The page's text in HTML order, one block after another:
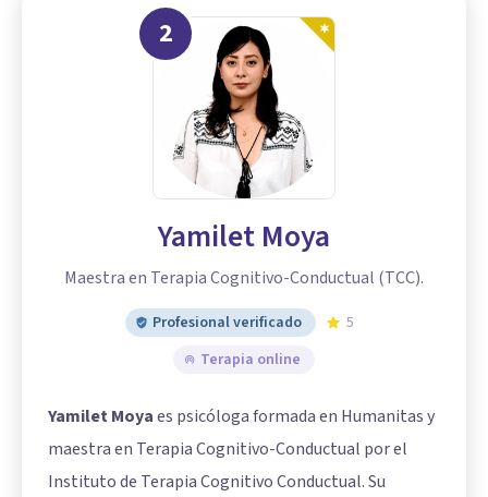
2
Yamilet Moya
Maestra en Terapia Cognitivo-Conductual (TCC).
Profesional verificado
5
Terapia online
Yamilet Moyaes psicóloga formada en Humanitas y
maestra en Terapia Cognitivo-Conductual por el
Instituto de Terapia Cognitivo Conductual. Su